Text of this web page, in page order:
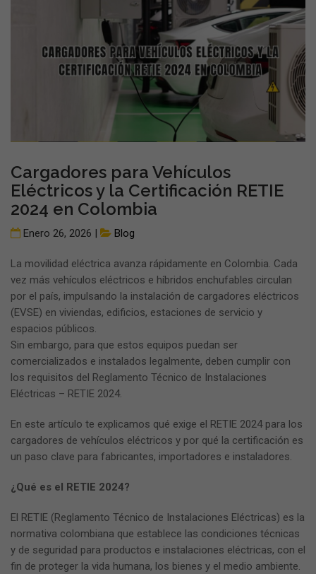
Cargadores para Vehículos
Eléctricos y la Certificación RETIE
2024 en Colombia
Enero 26, 2026 | Blog
La movilidad eléctrica avanza rápidamente en Colombia. Cada
vez más vehículos eléctricos e híbridos enchufables circulan
por el país, impulsando la instalación de cargadores eléctricos
(EVSE) en viviendas, edificios, estaciones de servicio y
espacios públicos.
Sin embargo, para que estos equipos puedan ser
comercializados e instalados legalmente, deben cumplir con
los requisitos del Reglamento Técnico de Instalaciones
Eléctricas – RETIE 2024.
En este artículo te explicamos qué exige el RETIE 2024 para los
cargadores de vehículos eléctricos y por qué la certificación es
un paso clave para fabricantes, importadores e instaladores.
¿Qué es el RETIE 2024?
El RETIE (Reglamento Técnico de Instalaciones Eléctricas) es la
normativa colombiana que establece las condiciones técnicas
y de seguridad para productos e instalaciones eléctricas, con el
fin de proteger la vida humana, los bienes y el medio ambiente.